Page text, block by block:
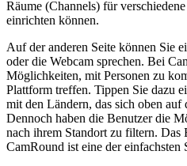
Räume (Channels) für
einrichten können.
Auf der anderen Seite können Sie
oder die Webcam sprechen. Bei
Möglichkeiten, mit Personen zu
Plattform treffen. Tippen Sie dazu
mit den Ländern, das sich oben
Dennoch haben die Benutzer die
nach ihrem Standort zu filtern. Das
CamRound ist eine der einfachsten